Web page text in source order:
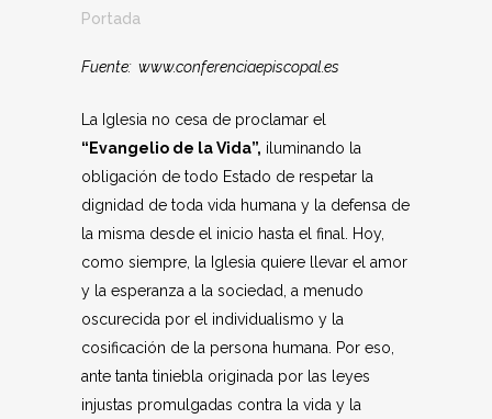
Portada
Fuente: www.conferenciaepiscopal.es
La Iglesia no cesa de proclamar el
“Evangelio de la Vida”, iluminando la
obligación de todo Estado de respetar la
dignidad de toda vida humana y la defensa de
la misma desde el inicio hasta el final. Hoy,
como siempre, la Iglesia quiere llevar el amor
y la esperanza a la sociedad, a menudo
oscurecida por el individualismo y la
cosificación de la persona humana. Por eso,
ante tanta tiniebla originada por las leyes
injustas promulgadas contra la vida y la